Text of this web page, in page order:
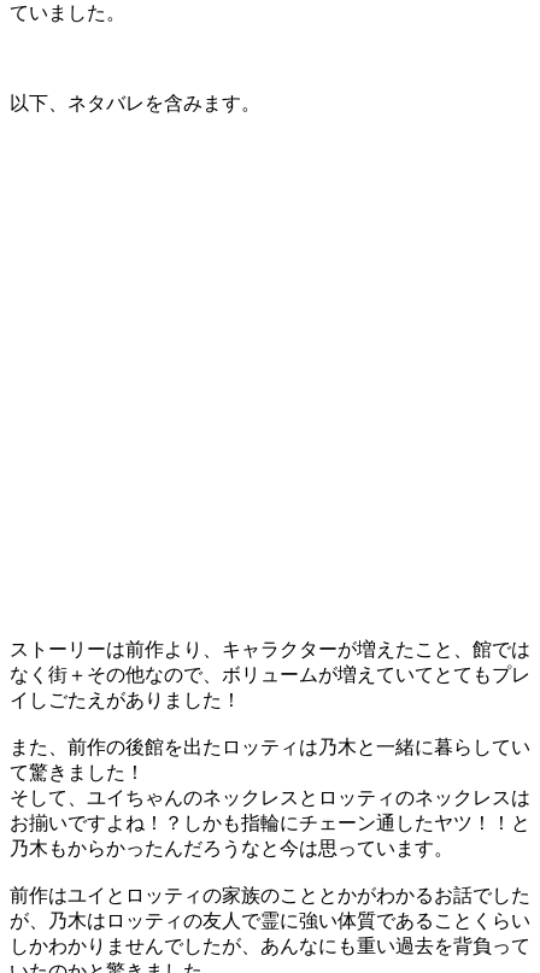
ていました。
以下、ネタバレを含みます。
ストーリーは前作より、キャラクターが増えたこと、館では
なく街＋その他なので、ボリュームが増えていてとてもプレ
イしごたえがありました！
また、前作の後館を出たロッティは乃木と一緒に暮らしてい
て驚きました！
そして、ユイちゃんのネックレスとロッティのネックレスは
お揃いですよね！？しかも指輪にチェーン通したヤツ！！と
乃木もからかったんだろうなと今は思っています。
前作はユイとロッティの家族のこととかがわかるお話でした
が、乃木はロッティの友人で霊に強い体質であることくらい
しかわかりませんでしたが、あんなにも重い過去を背負って